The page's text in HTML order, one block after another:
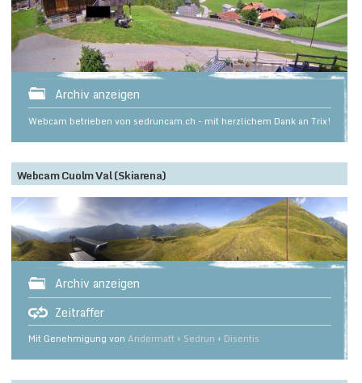
Archiv anzeigen
Webcam betrieben von sedruncam.ch - mit herzlichem Dank an Trix!
Webcam Cuolm Val (Skiarena)
Archiv anzeigen
Zeitraffer
Mit Genehmigung von Andermatt + Sedrun + Disentis